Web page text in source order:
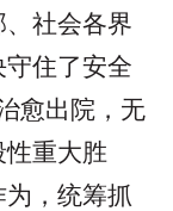
社会各界
住了安全
愈出院，无
重大胜
，统筹抓